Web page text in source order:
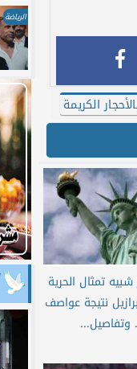
الكريمة
تمثال الحرية
نتيجة عواصف
وتفاصيل...
الرياضة